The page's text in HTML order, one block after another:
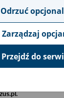
w siedzibie firmy,
Odrzuć
Zarządzaj
Przejdź do